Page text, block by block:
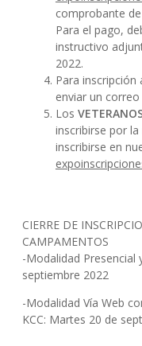
comprobante
Para el pago,
instructivo
2022.
Para
enviar un correo
Los
inscribirse por
inscribirse en
CIERRE DE
CAMPAMENTOS
-Modalidad Presencial
septiembre 2022
-Modalidad Vía Web
KCC: Martes 20 de